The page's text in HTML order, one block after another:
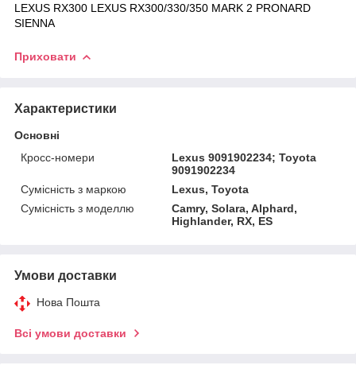
LEXUS RX300 LEXUS RX300/330/350 MARK 2 PRONARD
SIENNA
Приховати
Характеристики
Основні
Кросс-номери
Lexus 9091902234; Toyota
9091902234
Сумісність з маркою
Lexus, Toyota
Сумісність з моделлю
Camry, Solara, Alphard,
Highlander, RX, ES
Умови доставки
Нова Пошта
Всі умови доставки